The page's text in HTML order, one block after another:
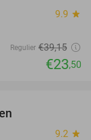
9.9 star
Regulier €39,15
€23,50
9.2 star